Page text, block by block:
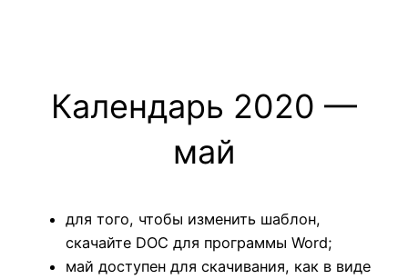
Календарь 2020 —
май
для того, чтобы изменить шаблон,
скачайте DOC для программы Word;
май доступен для скачивания, как в виде